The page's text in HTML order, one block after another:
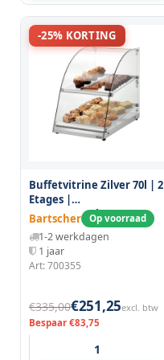
-25% KORTING
Buffetvitrine Zilver 70l | 2
Etages |
360x600x515(h)mm
Bartscher Op voorraad
1-2 werkdagen
1 jaar
Art: 700355
€335,00€251,25excl. btw
Bespaar €83,75